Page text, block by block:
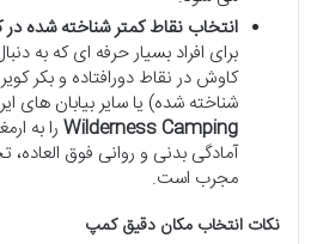
انتخاب نقاط کمتر شناخته شده در
برای افراد بسیار حرفه ای که به
کاوش در نقاط دورافتاده و بکر
شناخته شده) یا سایر بیابان های
Wilderness Camping را به
آمادگی بدنی و روانی فوق
مجرب است.
نکات انتخاب مکان دقیق کمپ